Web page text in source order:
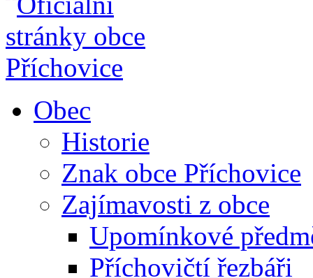
Obec
Historie
Znak obce Příchovice
Zajímavosti z obce
Upomínkové
Příchovičtí řezbáři